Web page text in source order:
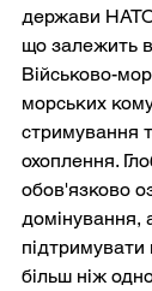
держави НАТО
що залежить
Військово-
морських
стримування
охоплення.
обов'язково
домінування,
підтримувати
більш ніж